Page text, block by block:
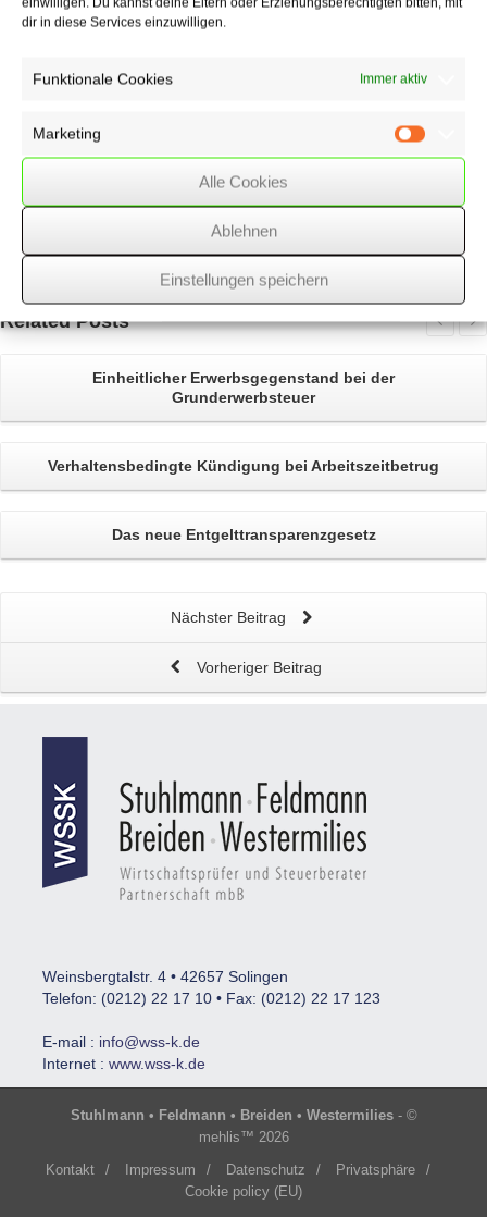
dir in diese Services einzuwilligen.
Funktionale Cookies Immer aktiv
Marketing
Alle Cookies
Ablehnen
Einstellungen speichern
die im Einzelfall zu würdigen und gegeneinander abzuwägen sind.
der die Ansparabschreibung ersetzt hat, auch gilt, ist umstritten.
12/03/2018
RelatedPosts
Einheitlicher Erwerbsgegenstand bei der
Grunderwerbsteuer
Verhaltensbedingte Kündigung bei Arbeitszeitbetrug
Das neue Entgelttransparenzgesetz
Nächster Beitrag
Vorheriger Beitrag
Weinsbergtalstr. 4 • 42657 Solingen
Telefon: (0212) 22 17 10 • Fax: (0212) 22 17 123
E-mail : info@wss-k.de
Internet : www.wss-k.de
Stuhlmann • Feldmann • Breiden • Westermilies- ©
mehlis™ 2026
Kontakt
/ Impressum / Datenschutz / Privatsphäre
/
Cookie policy (EU)